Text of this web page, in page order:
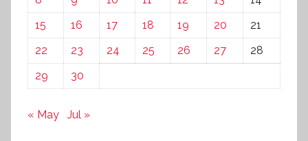
15
16 17 18 19 20
21
22
23 24 25 26 27
28
29
30
« May Jul »